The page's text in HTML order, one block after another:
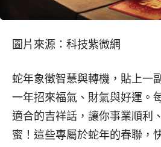
圖片來源：科技紫微網
蛇年象徵智慧與轉機，貼上一
一年招來福氣、財氣與好運。
適合的吉祥話，讓你事業順利
蜜！這些專屬於蛇年的春聯，